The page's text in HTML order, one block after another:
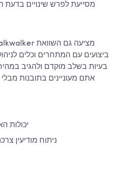
מסייעת לפרש שינויים בדעת
ביצועים עם המתחרים וכלים
בעיות בשלב מוקדם ולהגיב
אתם מעוניינים בתובנות
יכולות
ניתוח מודיעין